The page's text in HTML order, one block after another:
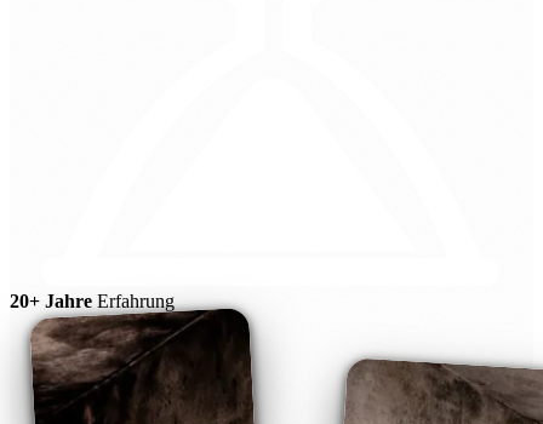
20+ Jahre Erfahrung